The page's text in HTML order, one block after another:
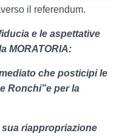
il referendum.
e le aspettative
MORATORIA:
che posticipi le
Ronchi”e per la
sua riappropriazione